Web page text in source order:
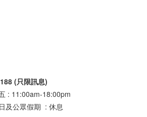
(只限訊息)
: 11:00am-18:00pm
公眾假期 : 休息